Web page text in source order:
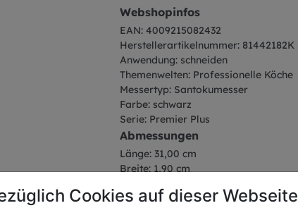
Webshopinfos
EAN: 4009215082432
Herstellerartikelnummer: 81442182K
Anwendung: schneiden
Themenwelten: Professionelle Köche
Messertyp: Santokumesser
Farbe: schwarz
Serie: Premier Plus
Abmessungen
Länge: 31,00 cm
Breite: 1,90 cm
Gewicht: 0,19 kg
Cookies auf dieser Webseite